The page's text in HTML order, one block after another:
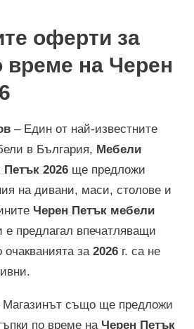
оферти за
време на Черен
– Един от най-известните
в България, Мебели
Петък 2026ще предложи
на дивани, маси, столове и
Черен Петък мебели
е предлагал впечатляващи
за 2026г. са не
също ще предложи
по време на Черен Петък